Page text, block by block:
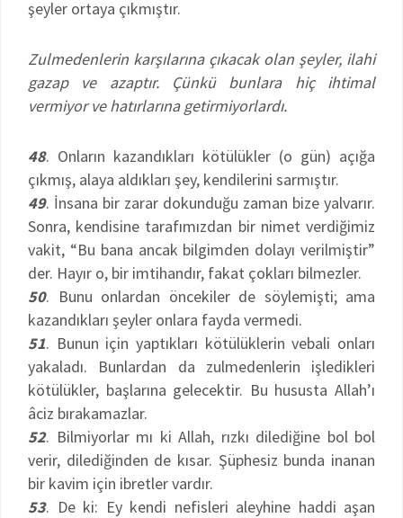
şeyler ortaya çıkmıştır.
Zulmedenlerin karşılarına çıkacak olan şeyler, ilahi
gazap ve azaptır. Çünkü bunlara hiç ihtimal
vermiyor ve hatırlarına getirmiyorlardı.
48. Onların kazandıkları kötülükler (o gün) açığa
çıkmış, alaya aldıkları şey, kendilerini sarmıştır.
49. İnsana bir zarar dokunduğu zaman bize yalvarır.
Sonra, kendisine tarafımızdan bir nimet verdiğimiz
vakit, “Bu bana ancak bilgimden dolayı verilmiştir”
der. Hayır o, bir imtihandır, fakat çokları bilmezler.
50. Bunu onlardan öncekiler de söylemişti; ama
kazandıkları şeyler onlara fayda vermedi.
51. Bunun için yaptıkları kötülüklerin vebali onları
yakaladı. Bunlardan da zulmedenlerin işledikleri
kötülükler, başlarına gelecektir. Bu hususta Allah’ı
âciz bırakamazlar.
52. Bilmiyorlar mı ki Allah, rızkı dilediğine bol bol
verir, dilediğinden de kısar. Şüphesiz bunda inanan
bir kavim için ibretler vardır.
53. De ki: Ey kendi nefisleri aleyhine haddi aşan